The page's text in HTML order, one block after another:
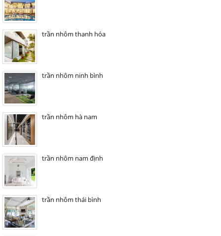
trần nhôm thanh hóa
trần nhôm ninh bình
trần nhôm hà nam
trần nhôm nam định
trần nhôm thái bình